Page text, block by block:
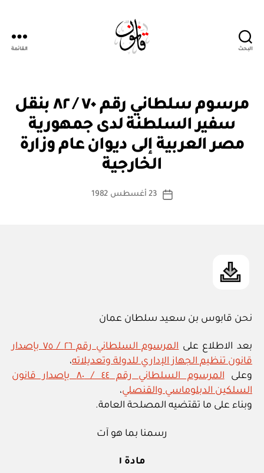
البحث القائمة
التصنيفات
مرسوم سلطاني رقم ٧٠ / ٨٢ بنقل
سفير السلطنة لدى جمهورية
مصر العربية إلى ديوان عام وزارة
الخارجية
كاتب
بو
ا
س
ة
تاريخ
23 أغسطس 1982
نحن قابوس بن سعيد سلطان عمان
بعد الاطلاع على
المرسوم السلطاني رقم ٢٦ / ٧٥ بإصدار
قانون تنظيم الجهاز الإداري للدولة وتعديلاته،
وعلى
المرسوم السلطاني رقم ٤٤ / ٨٠ بإصدار قانون
السلكين الدبلوماسي والقنصلي،
وبناء على ما تقتضيه المصلحة العامة.
رسمنا بما هو آت
مادة ١